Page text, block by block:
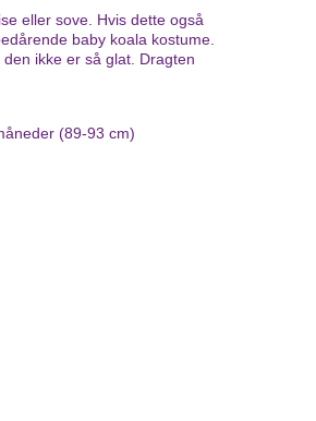
eller sove. Hvis dette også
baby koala kostume.
ikke er så glat. Dragten
(89-93 cm)